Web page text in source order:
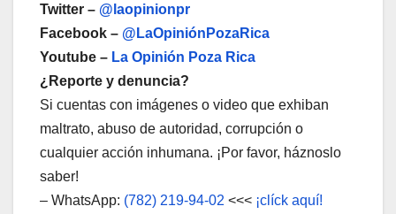
Twitter – @laopinionpr
Facebook – @LaOpiniónPozaRica
Youtube – La Opinión Poza Rica
¿Reporte y denuncia?
Si cuentas con imágenes o video que exhiban
maltrato, abuso de autoridad, corrupción o
cualquier acción inhumana. ¡Por favor, háznoslo
saber!
– WhatsApp: (782) 219-94-02 <<< ¡clíck aquí!